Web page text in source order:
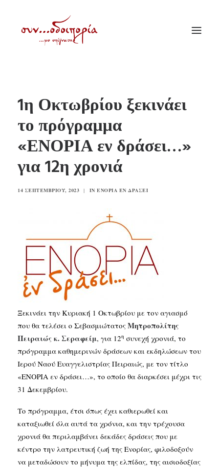
ΘΕΜΑΤΟΛΟΓΙΑ
ΑΝΑΚΟΙΝΩΣΕΙΣ
ΕΝΟΡΙΑ ΕΝ ΔΡΑΣΕΙ
VIDEO
ΠΑΛΑΙΑ ΣΥΝΟΔΟΙΠΟΡΙΑ
SEARCH
1η Οκτωβρίου ξεκινάει
το πρόγραμμα
«ΕΝΟΡΙΑ εν δράσει…»
για 12η χρονιά
14 ΣΕΠΤΕΜΒΡΊΟΥ, 2023 | IN ΕΝΟΡΊΑ ΕΝ ΔΡΆΣΕΙ
Ξεκινάει την Κυριακή 1 Οκτωβρίου με τον αγιασμό
που θα τελέσει ο Σεβασμιώτατος Μητροπολίτης
Πειραιώς κ. Σεραφείμ, για 12η συνεχή χρονιά, το
πρόγραμμα καθημερινών δράσεων και εκδηλώσεων του
Ιερού Ναού Ευαγγελιστρίας Πειραιώς, με τον τίτλο
«ΕΝΟΡΙΑ εν δράσει…», το οποίο θα διαρκέσει μέχρι τις
31 Δεκεμβρίου.
Το πρόγραμμα, έτσι όπως έχει καθιερωθεί και
καταξιωθεί όλα αυτά τα χρόνια, και την τρέχουσα
χρονιά θα περιλαμβάνει δεκάδες δράσεις που με
κέντρο την λατρευτική ζωή της Ενορίας, φιλοδοξούν
να μεταδώσουν το μήνυμα της ελπίδας, της αισιοδοξίας